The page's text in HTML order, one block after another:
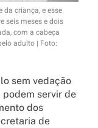
criança, e esse
seis meses e dois
com a cabeça
adulto | Foto:
sem vedação
servir de
dos
de